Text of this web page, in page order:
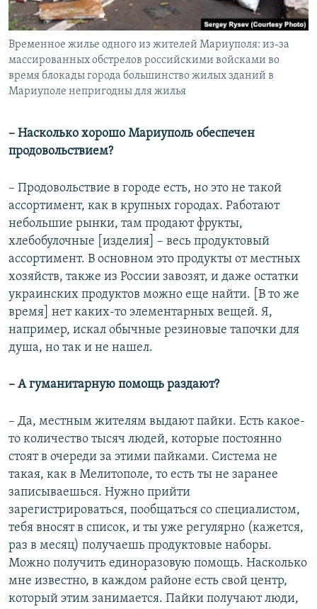
Временное жилье одного из жителей Мариуполя: из-за
массированных обстрелов российскими войсками во
время блокады города большинство жилых зданий в
Мариуполе непригодны для жилья
– Насколько хорошо Мариуполь обеспечен
продовольствием?
– Продовольствие в городе есть, но это не такой
ассортимент, как в крупных городах. Работают
небольшие рынки, там продают фрукты,
хлебобулочные [изделия] – весь продуктовый
ассортимент. В основном это продукты от местных
хозяйств, также из России завозят, и даже остатки
украинских продуктов можно еще найти. [В то же
время] нет каких-то элементарных вещей. Я,
например, искал обычные резиновые тапочки для
душа, но так и не нашел.
– А гуманитарную помощь раздают?
– Да, местным жителям выдают пайки. Есть какое-
то количество тысяч людей, которые постоянно
стоят в очереди за этими пайками. Система не
такая, как в Мелитополе, то есть ты не заранее
записываешься. Нужно прийти
зарегистрироваться, пообщаться со специалистом,
тебя вносят в список, и ты уже регулярно (кажется,
раз в месяц) получаешь продуктовые наборы.
Можно получить единоразовую помощь. Насколько
мне известно, в каждом районе есть свой центр,
который этим занимается. Пайки получают люди,